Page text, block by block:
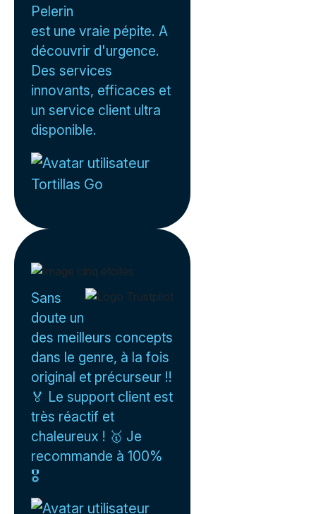
Pelerin
est une vraie pépite. A
découvrir d'urgence.
Des services
innovants, efficaces et
un service client ultra
disponible.
Tortillas Go
Sans
doute un
des meilleurs concepts
dans le genre, à la fois
original et précurseur !!
🏅 Le support client est
très réactif et
chaleureux ! 🥇 Je
recommande à 100%
🎖️